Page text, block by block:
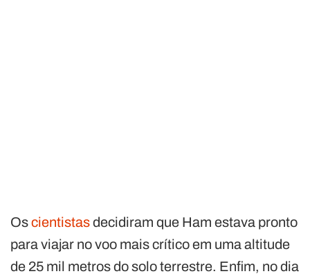
Oscientistasdecidiram que Ham estava pronto
para viajar no voo mais crítico em uma altitude
de 25 mil metros do solo terrestre. Enfim, no dia